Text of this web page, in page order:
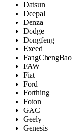
Datsun
Deepal
Denza
Dodge
Dongfeng
Exeed
FangChengBao
FAW
Fiat
Ford
Forthing
Foton
GAC
Geely
Genesis